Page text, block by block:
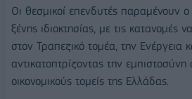
Οι θεσμικοί επενδυτές παραμένουν
ξένης ιδιοκτησίας, με τις κατανομές
στον Τραπεζικό τομέα, την Ενέργεια
αντικατοπτρίζοντας την
οικονομικούς τομείς της Ελλάδας.